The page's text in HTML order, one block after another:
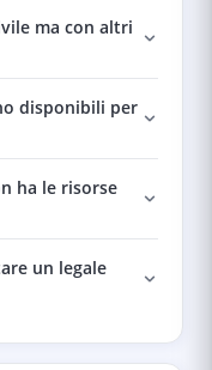
ma con altri
disponibili per
ha le risorse
un legale